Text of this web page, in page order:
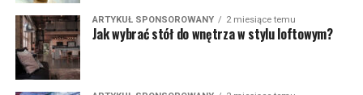
ARTYKUŁ SPONSOROWANY 2 miesiące temu
Jak wybrać stół do wnętrza w stylu loftowym?